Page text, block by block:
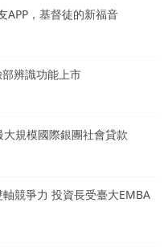
APP，基督徒的新福音
辨識功能上市
規模國際銀團社會貸款
競爭力 投資長受臺大EMBA